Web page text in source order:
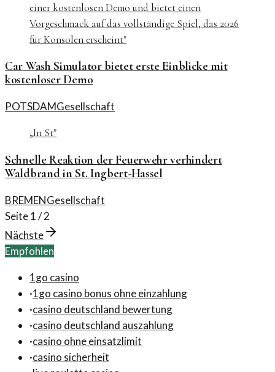
einer kostenlosen Demo und bietet einen
Vorgeschmack auf das vollständige Spiel, das 2026
für Konsolen erscheint"
Car Wash Simulator bietet erste Einblicke mit
kostenloser Demo
POTSDAMGesellschaft
„In St"
Schnelle Reaktion der Feuerwehr verhindert
Waldbrand in St. Ingbert-Hassel
BREMENGesellschaft
Seite1/2
Nächste
Empfohlen
1go casino
·1go casino bonus ohne einzahlung
·casino deutschland bewertung
·casino deutschland auszahlung
·casino ohne einsatzlimit
·casino sicherheit